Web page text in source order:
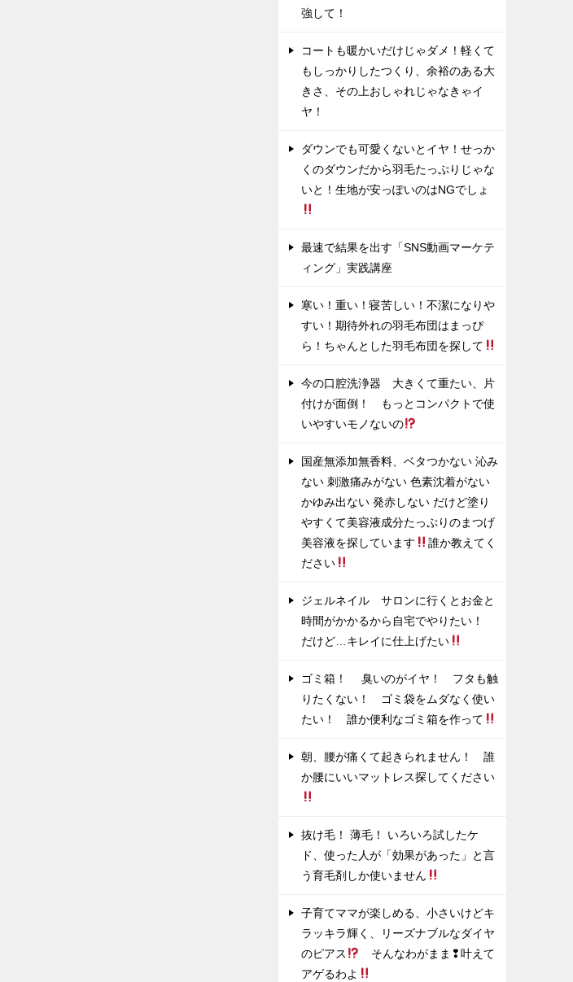
強して！
コートも暖かいだけじゃダメ！軽くて
もしっかりしたつくり、余裕のある大
きさ、その上おしゃれじゃなきゃイ
ヤ！
ダウンでも可愛くないとイヤ！せっか
くのダウンだから羽毛たっぷりじゃな
いと！生地が安っぽいのはNGでしょ
最速で結果を出す「SNS動画マーケテ
ィング」実践講座
寒い！重い！寝苦しい！不潔になりや
すい！期待外れの羽毛布団はまっぴ
ら！ちゃんとした羽毛布団を探して
今の口腔洗浄器 大きくて重たい、片
付けが面倒！ もっとコンパクトで使
いやすいモノないの
国産無添加無香料、ベタつかない 沁み
ない 刺激痛みがない 色素沈着がない
かゆみ出ない 発赤しない だけど塗り
やすくて美容液成分たっぷりのまつげ
美容液を探しています
誰か教えてく
ださい
ジェルネイル サロンに行くとお金と
時間がかかるから自宅でやりたい！
だけど…キレイに仕上げたい
ゴミ箱！ 臭いのがイヤ！ フタも触
りたくない！ ゴミ袋をムダなく使い
たい！ 誰か便利なゴミ箱を作って
朝、腰が痛くて起きられません！ 誰
か腰にいいマットレス探してください
抜け毛！ 薄毛！ いろいろ試したケ
ド、使った人が「効果があった」と言
う育毛剤しか使いません
子育てママが楽しめる、小さいけどキ
ラッキラ輝く、リーズナブルなダイヤ
のピアス
そんなわがまま❢叶えて
アゲるわよ